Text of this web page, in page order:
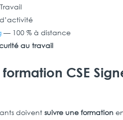
— 100 % à distance
au travail
CSE
doiventsuivre une formation